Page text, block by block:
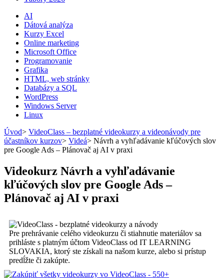
AI
Dátová analýza
Kurzy Excel
Online marketing
Microsoft Office
Programovanie
Grafika
HTML, web stránky
Databázy a SQL
WordPress
Windows Server
Linux
Úvod> VideoClass – bezplatné videokurzy a videonávody pre
účastníkov kurzov> Videá> Návrh a vyhľadávanie kľúčových slov
pre Google Ads – Plánovač aj AI v praxi
Videokurz Návrh a vyhľadávanie
kľúčových slov pre Google Ads –
Plánovač aj AI v praxi
Pre prehrávanie celého videokurzu či stiahnutie materiálov sa
prihláste s platným účtom VideoClass od IT LEARNING
SLOVAKIA, ktorý ste získali na našom kurze, alebo si prístup
predĺžte či zakúpte.